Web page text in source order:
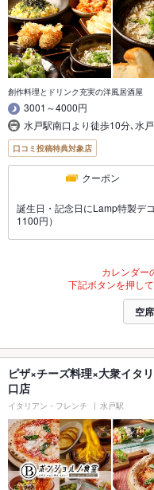
創作料理とドリンク充実の洋風居酒屋
3001～4000円
水戸駅南口より徒歩10分､水
口コミ投稿特典対象店
クーポン
誕生日・記念日にLamp特製デ
1100円）
カレンダー
下記ボタンを押し
空
ピザ×チーズ料理×大衆イタ
口店
イタリアン・フレンチ 水戸駅